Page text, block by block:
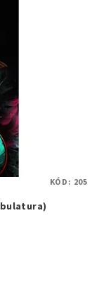
KÓD: 205